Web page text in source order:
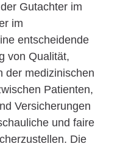
Gutachter im
im
entscheidende
von Qualität,
der medizinischen
Patienten,
Versicherungen
und faire
Die